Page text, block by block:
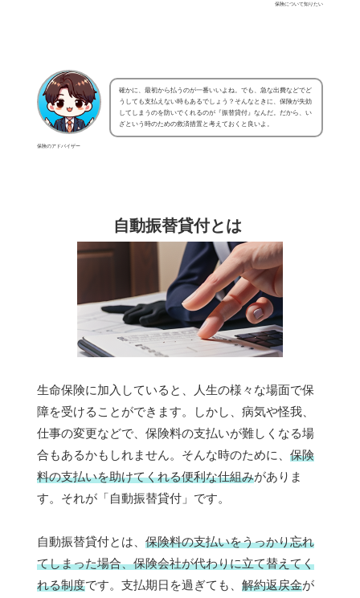
保険について知りたい
保険のアドバイザー
確かに、最初から払うのが一番いいよね。でも、急な出費などでど
うしても支払えない時もあるでしょう？そんなときに、保険が失効
してしまうのを防いでくれるのが『振替貸付』なんだ。だから、い
ざという時のための救済措置と考えておくと良いよ。
自動振替貸付とは
生命保険に加入していると、人生の様々な場面で保
障を受けることができます。しかし、病気や怪我、
仕事の変更などで、保険料の支払いが難しくなる場
合もあるかもしれません。そんな時のために、 保険
料の支払いを助けてくれる便利な仕組みがありま
す。それが「自動振替貸付」です。
自動振替貸付とは、 保険料の支払いをうっかり忘れ
てしまった場合、保険会社が代わりに立て替えてく
れる制度です。支払期日を過ぎても、 解約返戻金が